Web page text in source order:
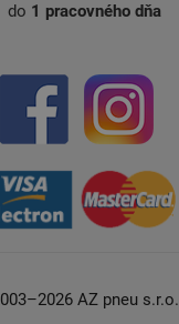
do 1 pracovného dňa
AZ pneu s.r.o.